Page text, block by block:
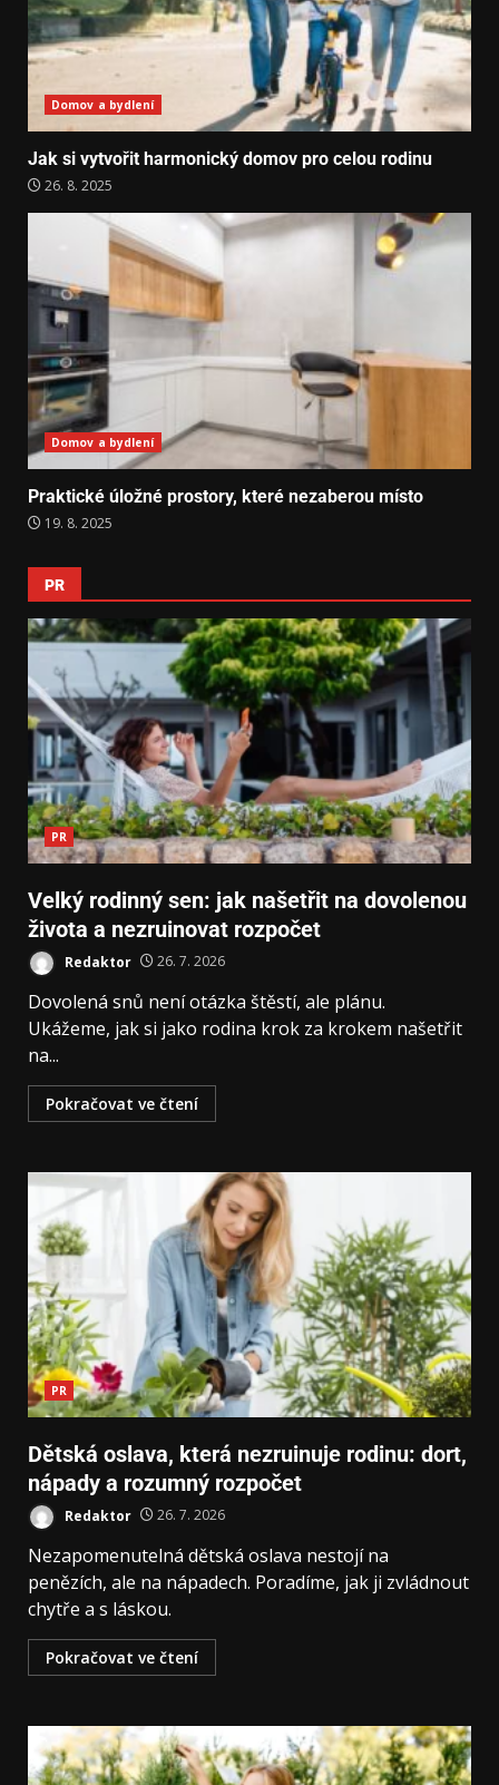
Domov a bydlení
Jak si vytvořit harmonický domov pro celou rodinu
26. 8. 2025
Domov a bydlení
Praktické úložné prostory, které nezaberou místo
19. 8. 2025
PR
PR
Velký rodinný sen: jak našetřit na dovolenou
života a nezruinovat rozpočet
Redaktor 26. 7. 2026
Dovolená snů není otázka štěstí, ale plánu.
Ukážeme, jak si jako rodina krok za krokem našetřit
na...
Pokračovat ve čtení
PR
Dětská oslava, která nezruinuje rodinu: dort,
nápady a rozumný rozpočet
Redaktor 26. 7. 2026
Nezapomenutelná dětská oslava nestojí na
penězích, ale na nápadech. Poradíme, jak ji zvládnout
chytře a s láskou.
Pokračovat ve čtení